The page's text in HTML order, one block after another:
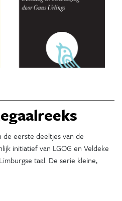
de eerste deeltjes van de
initiatief van LGOG en Veldeke
taal. De serie kleine,